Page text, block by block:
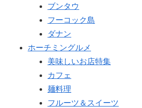
ブンタウ
フーコック島
ダナン
ホーチミングルメ
美味しいお店特集
カフェ
麺料理
フルーツ＆スイーツ